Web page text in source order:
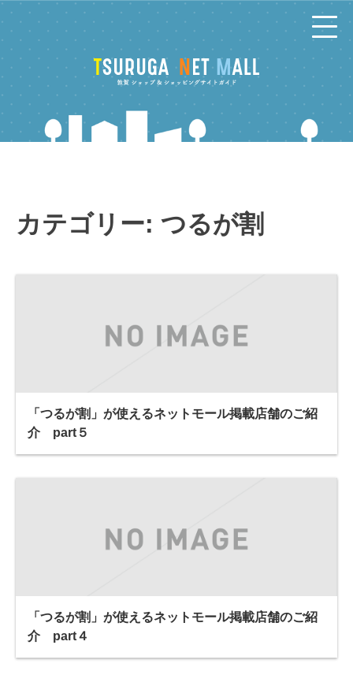
コ
ン
テ
ン
ツ
へ
カテゴリー: つるが割
「つるが割」が使えるネットモール掲載店舗のご紹
介 part５
「つるが割」が使えるネットモール掲載店舗のご紹
介 part４